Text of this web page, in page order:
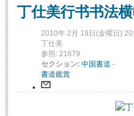
丁仕美行书书法
2010年 2月 19日(金曜日)
丁仕美
参照: 21679
セクション: 中国書道 -
書道鑑賞